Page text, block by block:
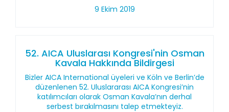
9 Ekim 2019
52. AICA Uluslarası Kongresi'nin Osman
Kavala Hakkında Bildirgesi
Bizler AICA International üyeleri ve Köln ve Berlin’de
düzenlenen 52. Uluslararası AICA Kongresi’nin
katılımcıları olarak Osman Kavala’nın derhal
serbest bırakılmasını talep etmekteyiz.